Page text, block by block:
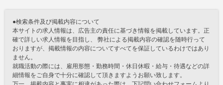
●検索条件及び掲載内容について
本サイトの求人情報は、広告主の責任に基づき情報を掲載しています。正
確で詳しい求人情報を目指し、 弊社による掲載内容の確認を随時行って
おりますが、掲載情報の内容についてすべてを保証しているわけではあり
ません。
就職活動の際には、雇用形態・勤務時間・休日休暇・給与・待遇などの詳
細情報をご自身で十分に確認して頂きますようお願い致します。